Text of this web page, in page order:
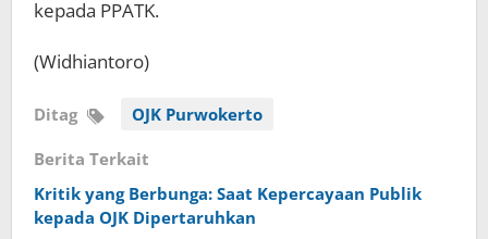
kepada PPATK.
(Widhiantoro)
Ditag OJK Purwokerto
Berita Terkait
Kritik yang Berbunga: Saat Kepercayaan Publik
kepada OJK Dipertaruhkan